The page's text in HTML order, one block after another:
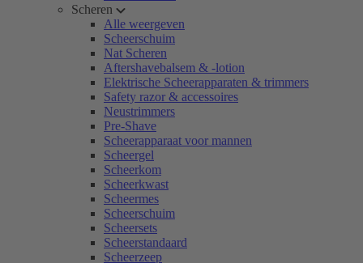
Scheren
Alle weergeven
Scheerschuim
Nat Scheren
Aftershavebalsem & -lotion
Elektrische Scheerapparaten & trimmers
Safety razor & accessoires
Neustrimmers
Pre-Shave
Scheerapparaat voor mannen
Scheergel
Scheerkom
Scheerkwast
Scheermes
Scheerschuim
Scheersets
Scheerstandaard
Scheerzeep